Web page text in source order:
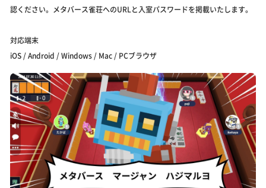
認ください。メタバース雀荘へのURLと入室パスワードを掲載いたします。
対応端末
iOS / Android / Windows / Mac / PCブラウザ